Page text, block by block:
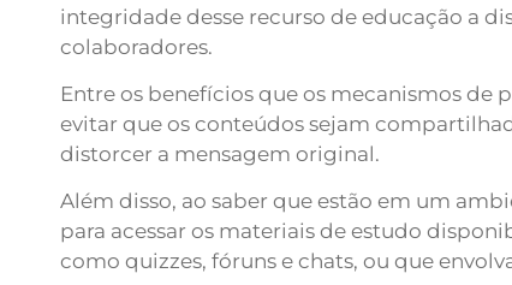
integridade desse recurso de educação a
colaboradores.
Entre os benefícios que os mecanismos
evitar que os conteúdos sejam
distorcer a mensagem original.
Além disso, ao saber que estão em um
para acessar os materiais de estudo
como quizzes, fóruns e chats, ou que